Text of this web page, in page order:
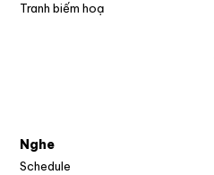
Tranh biếm hoạ
Nghe
Schedule